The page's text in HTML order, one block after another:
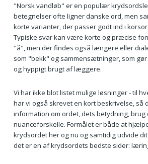
"Norsk vandløb" er en populær
betegnelser ofte ligner danske ord, men
korte varianter, der passer godt ind i
Typiske svar kan være korte og præcise
"å", men der findes også længere eller
som "bekk" og sammensætninger, som
og hyppigt brugt af læggere.
Vi har ikke blot listet mulige løsninger - til
har vi også skrevet en kort beskrivelse, så
information om ordet, dets betydning, brug
nuanceforskelle. Formålet er både at
krydsordet her og nu og samtidig udvide
det er en af krydsordets bedste sider: